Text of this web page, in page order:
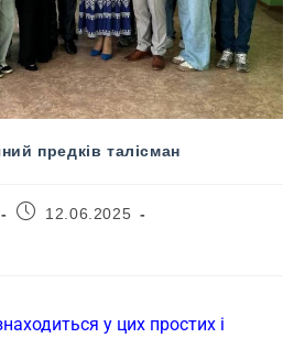
предків талісман
12.06.2025
у цих простих і